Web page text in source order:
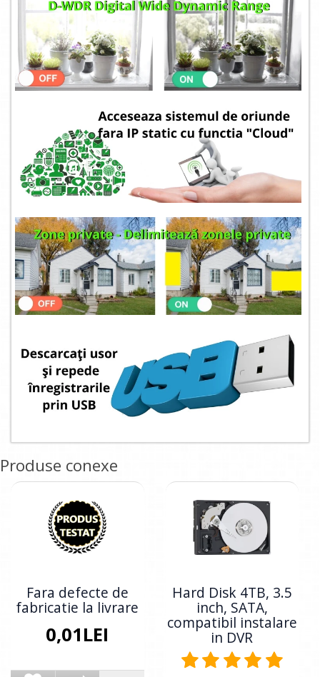
Produse conexe
Fara defecte de
fabricatie la livrare
0,01LEI
Hard Disk 4TB, 3.5
inch, SATA,
compatibil instalare
in DVR